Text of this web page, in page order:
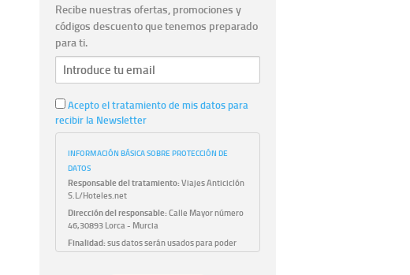
Recibe nuestras ofertas, promociones y
códigos descuento que tenemos preparado
para ti.
Acepto el tratamiento de mis datos para
recibir la Newsletter
INFORMACIÓN BÁSICA SOBRE PROTECCIÓN DE
DATOS
Responsable del tratamiento:Viajes Anticiclón
S.L/Hoteles.net
Dirección del responsable:Calle Mayor número
46,30893 Lorca - Murcia
Finalidad:sus datos serán usados para poder
atender sus solicitudes y prestarle nuestros